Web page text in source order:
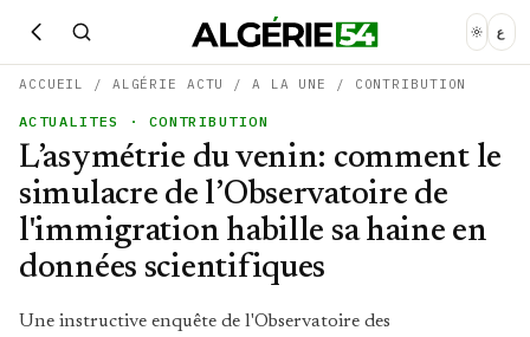
ع
ACCUEIL / ALGÉRIE ACTU /A LA UNE / CONTRIBUTION
ACTUALITES · CONTRIBUTION
L’asymétrie du venin: comment le
simulacre de l’Observatoire de
l'immigration habille sa haine en
données scientifiques
Une instructive enquête de l'Observatoire des